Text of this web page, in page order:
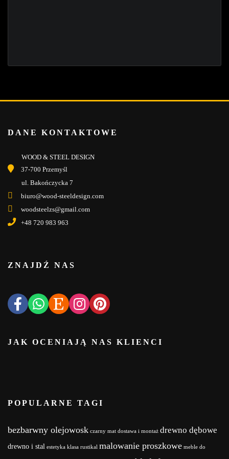
DANE KONTAKTOWE
WOOD & STEEL DESIGN
37-700 Przemyśl
ul. Bakończycka 7
biuro@wood-steeldesign.com
woodsteelzs@gmail.com
+48 720 983 963
ZNAJDŹ NAS
JAK OCENIAJĄ NAS KLIENCI
POPULARNE TAGI
bezbarwny olejowosk czarny mat dostawa i montaż drewno dębowe
drewno i stal estetyka klasa rustikal malowanie proszkowe meble do